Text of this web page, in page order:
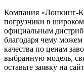
Компания «Лонкинг-
погрузчики в
официальным
благодаря чему
качества по ценам
выбранную модель,
оставьте заявку на